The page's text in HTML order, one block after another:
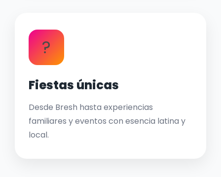
?
Fiestas únicas
Desde Bresh hasta experiencias
familiares y eventos con esencia latina y
local.